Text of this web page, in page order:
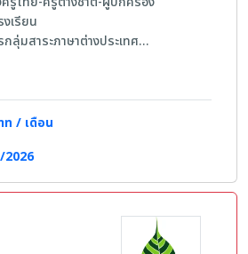
เรียน
ลุ่มสาระภาษาต่างประเทศ
ญญาตรีขึ้นไป
ษในการสื่อสาระดับดี (คะแนน
Multi-Task ได้
ท / เดือน
2026